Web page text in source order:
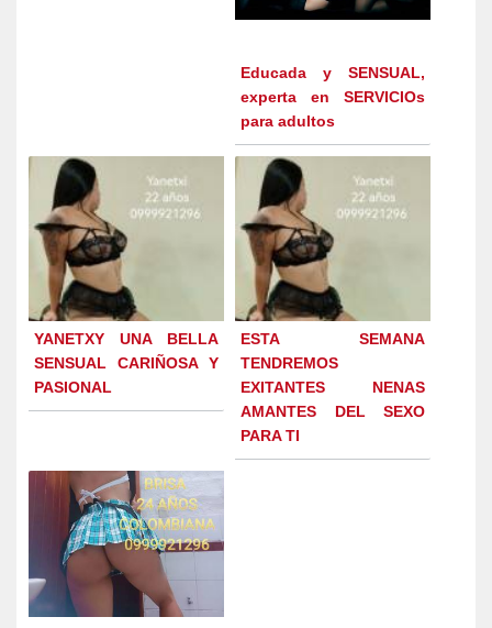
Educada y SENSUAL,
experta en SERVICIOs
para adultos
YANETXY UNA BELLA
SENSUAL CARIÑOSA Y
PASIONAL
ESTA SEMANA
TENDREMOS
EXITANTES NENAS
AMANTES DEL SEXO
PARA TI